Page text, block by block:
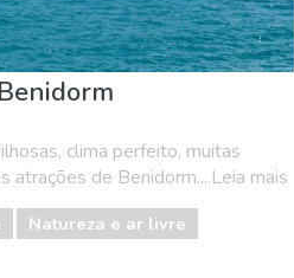
clima perfeito, muitas
atrações de Benidorm....Leia mais
Natureza e ar livre